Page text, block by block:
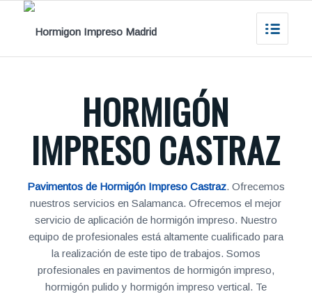
HORMIGÓN
IMPRESO CASTRAZ
Pavimentos de Hormigón Impreso Castraz. Ofrecemos
nuestros servicios en Salamanca. Ofrecemos el mejor
servicio de aplicación de hormigón impreso. Nuestro
equipo de profesionales está altamente cualificado para
la realización de este tipo de trabajos. Somos
profesionales en pavimentos de hormigón impreso,
hormigón pulido y hormigón impreso vertical. Te